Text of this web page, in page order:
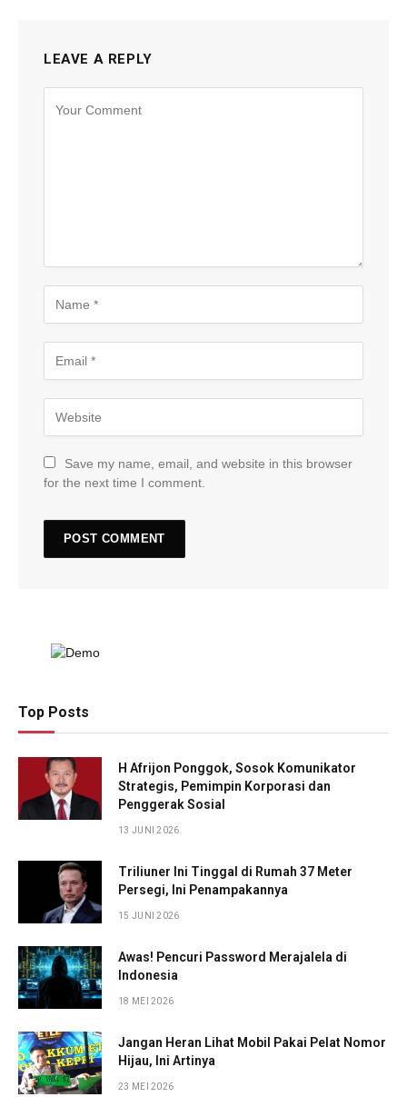
LEAVE A REPLY
Save my name, email, and website in this browser
for the next time I comment.
Top Posts
H Afrijon Ponggok, Sosok Komunikator
Strategis, Pemimpin Korporasi dan
Penggerak Sosial
13 JUNI 2026
Triliuner Ini Tinggal di Rumah 37 Meter
Persegi, Ini Penampakannya
15 JUNI 2026
Awas! Pencuri Password Merajalela di
Indonesia
18 MEI 2026
Jangan Heran Lihat Mobil Pakai Pelat Nomor
Hijau, Ini Artinya
23 MEI 2026